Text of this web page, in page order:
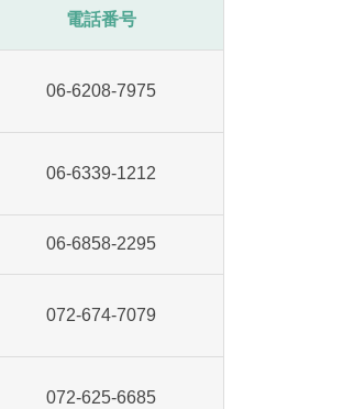
電話番号
06-6208-7975
06-6339-1212
06-6858-2295
072-674-7079
072-625-6685